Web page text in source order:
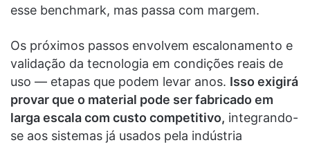
esse benchmark, mas passa com margem.
Os próximos passos envolvem escalonamento e
validação da tecnologia em condições reais de
uso — etapas que podem levar anos. Isso exigirá
provar que o material pode ser fabricado em
larga escala com custo competitivo, integrando-
se aos sistemas já usados pela indústria